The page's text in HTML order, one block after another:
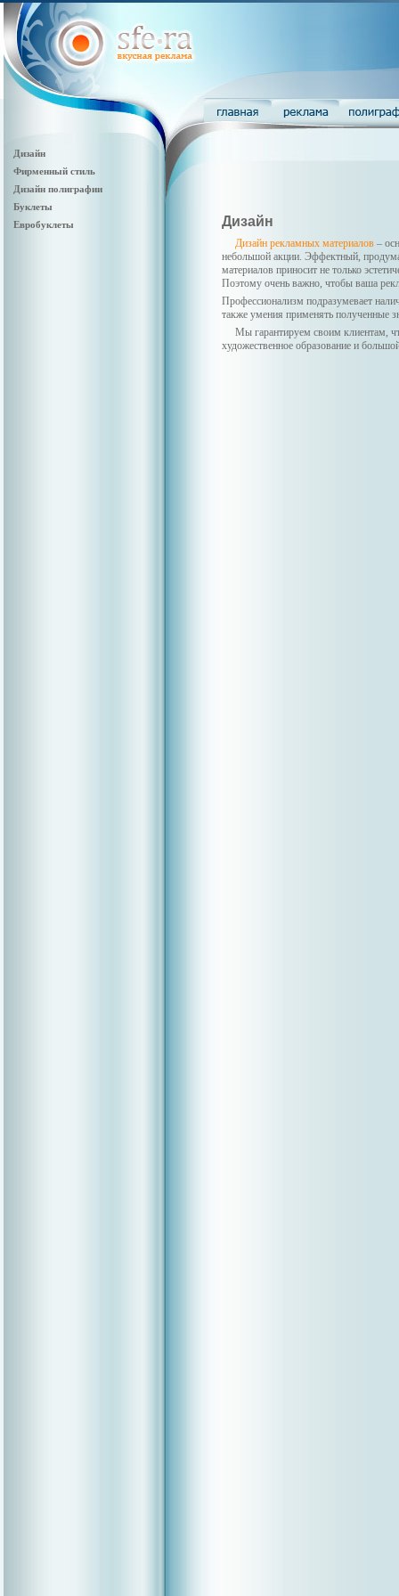
Дизайн
Фирменный стиль
Дизайн полиграфии
Буклеты
Евробуклеты
Дизайн
Дизайн рекламных материалов –
небольшой акции. Эффектный,
материалов приносит не только
Поэтому очень важно, чтобы ваша
Профессионализм подразумевает
также умения применять полученные
Мы гарантируем своим клиентам,
художественное образование и